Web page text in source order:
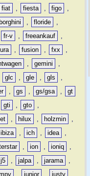
fiat , fiesta , figo
,
, floride
,
fr-v , freeankauf
,
, fusion , fxx
,
, gemini
,
glc , gle , gls
,
, gs , gs/gsa ,
gt
gti , gto
,
, hilux , holzmin
,
ibiza , ich , idea
,
, ion , ioniq
,
j5 , jalpa , jarama
,
junior justy